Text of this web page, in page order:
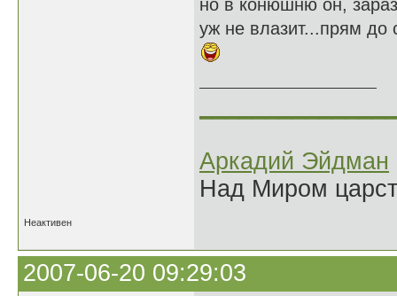
но в конюшню он,
уж не влазит...прям до
Аркадий Эйдман
Над Миром
Неактивен
2007-06-20 09:29:03